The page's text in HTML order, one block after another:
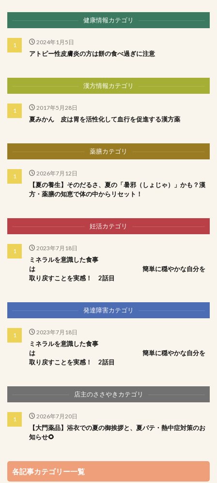
健康情報カテゴリ
2024年1月5日
アトピー性皮膚炎の方は餅の食べ過ぎに注意
漢方情報カテゴリ
2017年5月28日
夏みかん 皮は胃を活性化して血行を促進する漢方薬
薬膳カテゴリ
2026年7月12日
【夏の養生】そのだるさ、夏の「暑邪（しょじゃ）」かも？漢
方・薬膳の知恵で体の中からリセット！
妊活カテゴリ
2023年7月18日
ミネラルを意識した食事
は 簡単に穏やかな自分を
取り戻すことを実感！ 2話目
発達障害カテゴリ
2023年7月18日
ミネラルを意識した食事
は 簡単に穏やかな自分を
取り戻すことを実感！ 2話目
店主のささやきカテゴリ
2026年7月20日
【大門薬品】浴衣での夏の御挨拶と、夏バテ・熱中症対策のお
知らせ🌻
各記事カテゴリー一覧